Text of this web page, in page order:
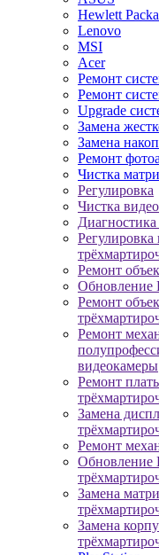
Hewlett
Lenovo
MSI
Acer
Ремонт
Ремонт
Upgrade
Замена
Замена
Ремонт
Чистка
Регулировка
Чистка
Ремонт
Обновление
Ремонт
Ремонт
видеокамеры
Ремонт
Замена
Ремонт
Обновление
Замена
Замена